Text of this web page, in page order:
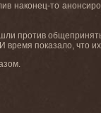
наконец-то
против
показало, что
.